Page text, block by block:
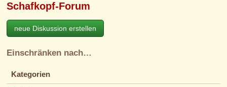
Schafkopf-Forum
neue Diskussion erstellen
Einschränken nach…
Kategorien